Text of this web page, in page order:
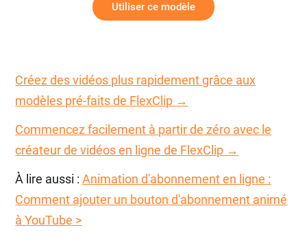
Utiliser ce modèle
Créez des vidéos plus rapidement grâce aux
modèles pré-faits de FlexClip →
Commencez facilement à partir de zéro avec le
créateur de vidéos en ligne de FlexClip →
À lire aussi :Animation d'abonnement en ligne :
Comment ajouter un bouton d'abonnement animé
à YouTube >